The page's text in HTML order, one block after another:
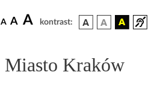
A A A kontrast:
Miasto Kraków